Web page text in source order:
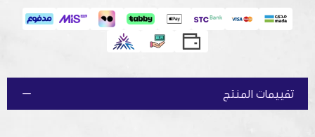
تقييمات المنتج